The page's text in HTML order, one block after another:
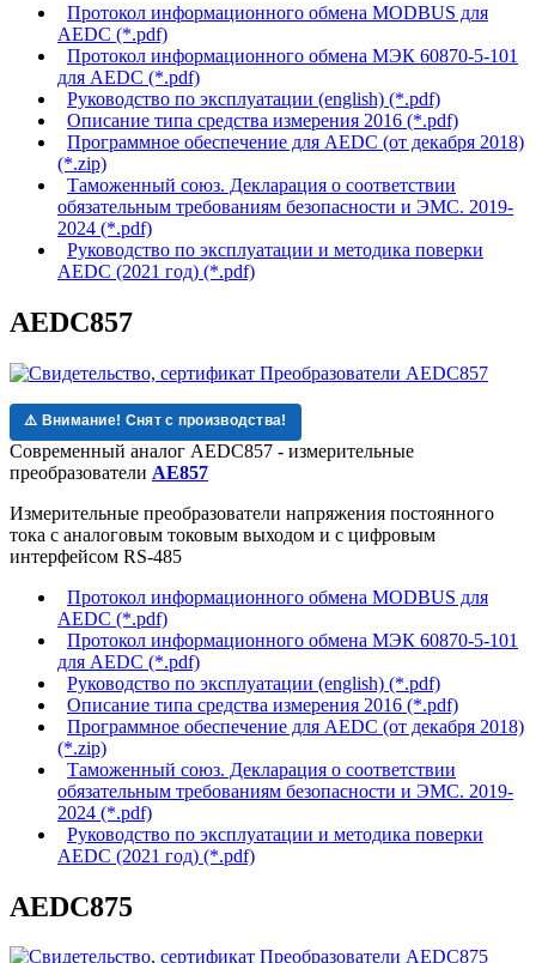
Протокол информационного обмена MODBUS для
AEDC (*.pdf)
Протокол информационного обмена МЭК 60870-5-101
для AEDC (*.pdf)
Руководство по эксплуатации (english) (*.pdf)
Описание типа средства измерения 2016 (*.pdf)
Программное обеспечение для AEDC (от декабря 2018)
(*.zip)
Таможенный союз. Декларация о соответствии
обязательным требованиям безопасности и ЭМС. 2019-
2024 (*.pdf)
Руководство по эксплуатации и методика поверки
AEDC (2021 год) (*.pdf)
AEDC857
⚠️ Внимание! Снят с производства!
Современный аналог AEDC857 - измерительные
преобразователи AE857
Измерительные преобразователи напряжения постоянного
тока с аналоговым токовым выходом и с цифровым
интерфейсом RS-485
Протокол информационного обмена MODBUS для
AEDC (*.pdf)
Протокол информационного обмена МЭК 60870-5-101
для AEDC (*.pdf)
Руководство по эксплуатации (english) (*.pdf)
Описание типа средства измерения 2016 (*.pdf)
Программное обеспечение для AEDC (от декабря 2018)
(*.zip)
Таможенный союз. Декларация о соответствии
обязательным требованиям безопасности и ЭМС. 2019-
2024 (*.pdf)
Руководство по эксплуатации и методика поверки
AEDC (2021 год) (*.pdf)
AEDC875